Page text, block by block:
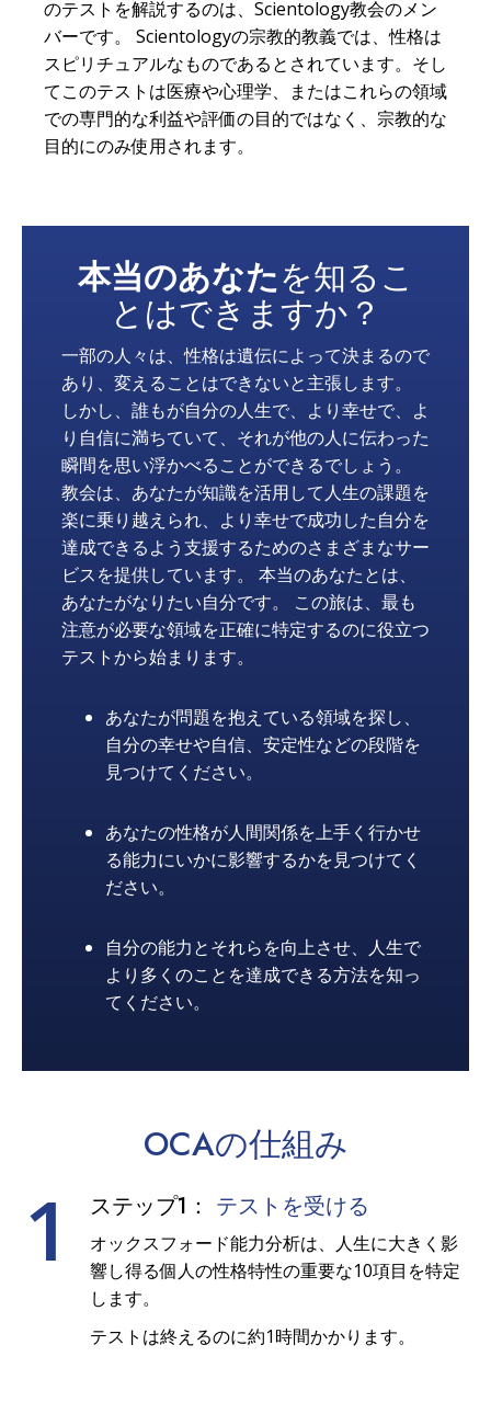
のテストを解説するのは、Scientology教会のメン
バーです。 Scientologyの宗教的教義では、性格は
スピリチュアルなものであるとされています。そし
てこのテストは医療や心理学、またはこれらの領域
での専門的な利益や評価の目的ではなく、宗教的な
目的にのみ使用されます。
本当のあなたを知るこ
とはできますか？
一部の人々は、性格は遺伝によって決まるので
あり、変えることはできないと主張します。
しかし、誰もが自分の人生で、より幸せで、よ
り自信に満ちていて、それが他の人に伝わった
瞬間を思い浮かべることができるでしょう。
教会は、あなたが知識を活用して人生の課題を
楽に乗り越えられ、より幸せで成功した自分を
達成できるよう支援するためのさまざまなサー
ビスを提供しています。 本当のあなたとは、
あなたがなりたい自分です。 この旅は、最も
注意が必要な領域を正確に特定するのに役立つ
テストから始まります。
あなたが問題を抱えている領域を探し、
自分の幸せや自信、安定性などの段階を
見つけてください。
あなたの性格が人間関係を上手く行かせ
る能力にいかに影響するかを見つけてく
ださい。
自分の能力とそれらを向上させ、人生で
より多くのことを達成できる方法を知っ
てください。
OCAの仕組み
1 ステップ1： テストを受ける
オックスフォード能力分析は、人生に大きく影
響し得る個人の性格特性の重要な10項目を特定
します。
テストは終えるのに約1時間かかります。